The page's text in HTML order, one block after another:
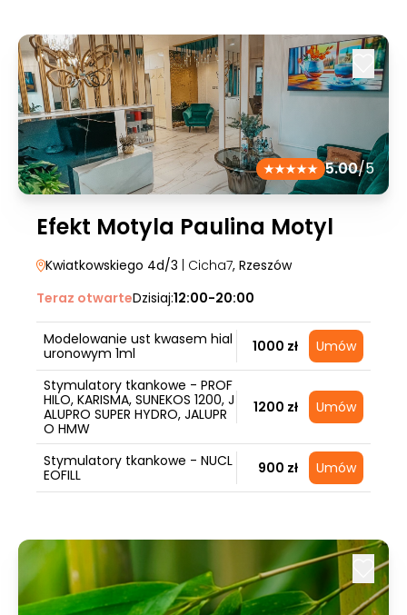
5.00/5
Efekt Motyla Paulina Motyl
Kwiatkowskiego 4d/3 | Cicha7, Rzeszów
Teraz otwarteDzisiaj:12:00-20:00
Modelowanie ust kwasem hial
uronowym 1ml
1000 zł Umów
Stymulatory tkankowe - PROF
HILO, KARISMA, SUNEKOS 1200, J
ALUPRO SUPER HYDRO, JALUPR
O HMW
1200 zł Umów
Stymulatory tkankowe - NUCL
EOFILL
900 zł Umów